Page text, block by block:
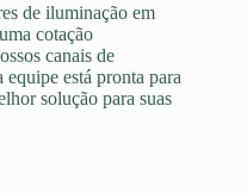
de iluminação em
cotação
canais de
está pronta para
solução para suas